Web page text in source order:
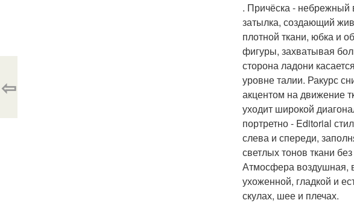
. Причёска - небрежный
затылка, создающий
плотной ткани, юбка и
фигуры, захватывая
сторона ладони
уровне талии. Ракурс
акцентом на движение
уходит широкой
портретно - Editorial
слева и спереди,
светлых тонов ткани
Атмосфера воздушная,
ухоженной, гладкой и
скулах, шее и плечах.
⇦